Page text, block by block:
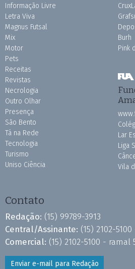
Informação Livre
Letra Viva
Magnus Futsal
Mix
Motor
Pets
Receitas
Revistas
Necrologia
Outro Olhar
Presença
São Bento
Tá na Rede
Tecnologia
Turismo
Uniso Ciência
Burh
Pink
Lar
Liga
Vila
Contato
Redação: (15) 99789-3913
Central/Assinante: (15) 2102-
Comercial: (15) 2102-5100 - ramal
Enviar e-mail para Redação